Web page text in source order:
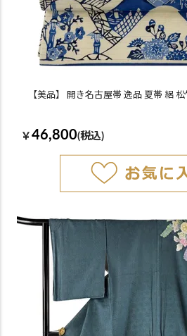
【美品】 開き名古屋帯 逸品 夏帯 絽
￥ 46,800(税込)